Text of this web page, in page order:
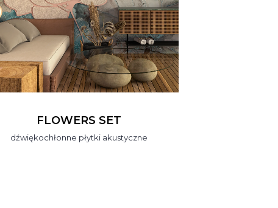
FLOWERS SET
dźwiękochłonne płytki akustyczne